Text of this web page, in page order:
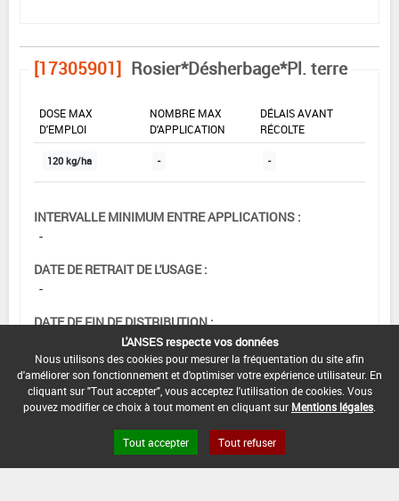
[17305901] Rosier*Désherbage*Pl. terre
DOSE MAX
D'EMPLOI
NOMBRE MAX
D'APPLICATION
DÉLAIS AVANT
RÉCOLTE
120 kg/ha - -
INTERVALLE MINIMUM ENTRE APPLICATIONS :
-
DATE DE RETRAIT DE L'USAGE :
-
DATE DE FIN DE DISTRIBUTION :
DATE DE FIN D'UTILISATION :
30/06/2007
L'ANSES respecte vos données
Nous utilisons des cookies pour mesurer la fréquentation du site afin
d'améliorer son fonctionnement et d'optimiser votre expérience utilisateur. En
cliquant sur "Tout accepter", vous acceptez l'utilisation de cookies. Vous
pouvez modifier ce choix à tout moment en cliquant sur Mentions légales
Tout accepter Tout refuser